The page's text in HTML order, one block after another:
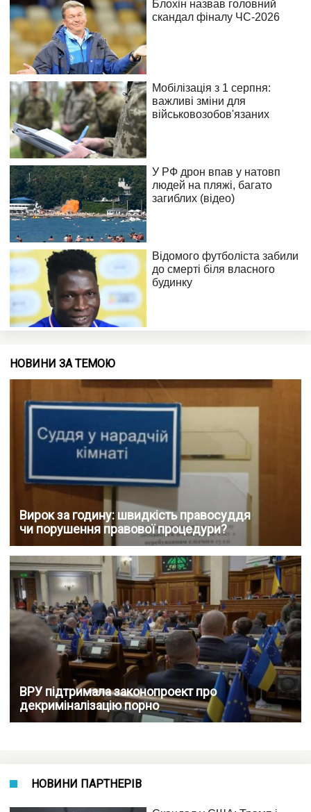
НОВИНИ ЗА ТЕМОЮ
Вирок за годину: швидкість правосуддя
чи порушення правової процедури?
ВРУ підтримала законопроект про
декриміналізацію порно
НОВИНИ ПАРТНЕРІВ